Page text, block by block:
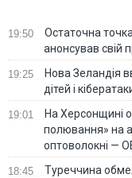
19:50
Остаточна
анонсував свій
19:25
Нова Зеландія
дітей і
19:01
На Херсонщині
полювання» на
оптоволокні —
18:45
Туреччина